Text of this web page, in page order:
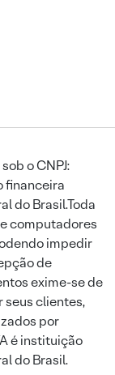
o CNPJ:
do Brasil.Toda
computadores
impedir
de
exime-se de
seus clientes,
por
é instituição
do Brasil.